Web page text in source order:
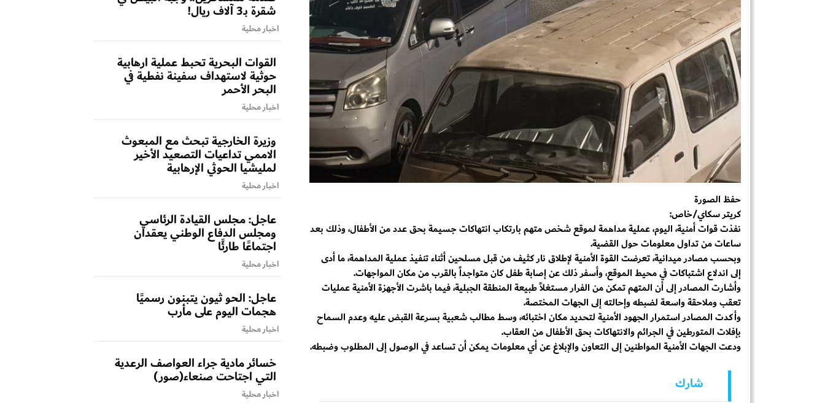
حفظ الصورة
كريتر سكاي/خاص:
نفذت قوات أمنية، اليوم، عملية مداهمة لموقع شخص متهم بارتكاب انتهاكات جسيمة بحق عدد من الأطفال، وذلك بعد
ساعات من تداول معلومات حول القضية.
وبحسب مصادر ميدانية، تعرضت القوة الأمنية لإطلاق نار كثيف من قبل مسلحين أثناء تنفيذ عملية المداهمة، ما أدى
إلى اندلاع اشتباكات في محيط الموقع، وأسفر ذلك عن إصابة طفل كان متواجداً بالقرب من مكان المواجهات.
وأشارت المصادر إلى أن المتهم تمكن من الفرار مستغلاً طبيعة المنطقة الجبلية، فيما باشرت الأجهزة الأمنية عمليات
تعقب وملاحقة واسعة لضبطه وإحالته إلى الجهات المختصة.
وأكدت المصادر استمرار الجهود الأمنية لتحديد مكان اختبائه، وسط مطالب شعبية بسرعة القبض عليه وعدم السماح
بإفلات المتورطين في الجرائم والانتهاكات بحق الأطفال من العقاب.
ودعت الجهات الأمنية المواطنين إلى التعاون والإبلاغ عن أي معلومات يمكن أن تساعد في الوصول إلى المطلوب وضبطه.
شارك
شقرة بـ3 آلاف ريال!
اخبار محلية
القوات البحرية تحبط عملية ارهابية
حوثية لاستهداف سفينة نفطية في
البحر الأحمر
اخبار محلية
وزيرة الخارجية تبحث مع المبعوث
الاممي تداعيات التصعيد الأخير
لمليشيا الحوثي الإرهابية
اخبار محلية
عاجل: مجلس القيادة الرئاسي
ومجلس الدفاع الوطني يعقدان
اجتماعًا طارئًا
اخبار محلية
عاجل: الحو ثيون يتبنون رسميًا
هجمات اليوم على مأرب
اخبار محلية
خسائر مادية جراء العواصف الرعدية
التي اجتاحت صنعاء(صور)
اخبار محلية